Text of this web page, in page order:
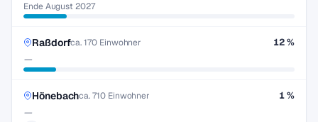
Ende August 2027
Raßdorfca. 170 Einwohner
—
12 %
Hönebachca. 710 Einwohner
—
1 %